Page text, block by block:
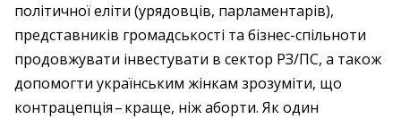
політичної еліти (урядовців, парламентарів),
представників громадськості та бізнес-спільноти
продовжувати інвестувати в сектор РЗ/ПС, а також
допомогти українським жінкам зрозуміти, що
контрацепція – ​краще, ніж аборти. Як один